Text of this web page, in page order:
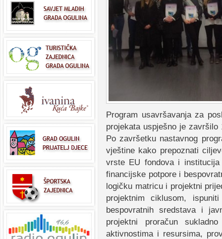
Program usavršavanja za
projekata uspješno je
Po završetku nastavnog
vještine kako prepoznati
vrste EU fondova i
financijske potpore i
logičku matricu i projektni
projektnim ciklusom,
bespovratnih sredstava i
projektni proračun
aktivnostima i resursima,